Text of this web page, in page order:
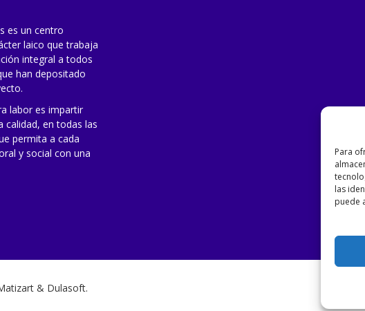
Para
las
puede
es un centro
laico que trabaja
integral a todos
han depositado
labor es impartir
calidad, en todas las
permita a cada
y social con una
& Dulasoft.